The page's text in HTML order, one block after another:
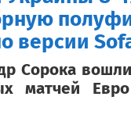
версии
Сорока
матчей